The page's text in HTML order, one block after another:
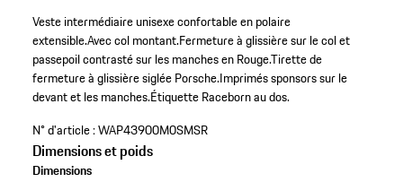
Veste intermédiaire unisexe confortable en polaire
extensible.Avec col montant.Fermeture à glissière sur le col et
passepoil contrasté sur les manches en Rouge.Tirette de
fermeture à glissière siglée Porsche.Imprimés sponsors sur le
devant et les manches.Étiquette Raceborn au dos.
N° d'article :WAP43900M0SMSR
Dimensions et poids
Dimensions